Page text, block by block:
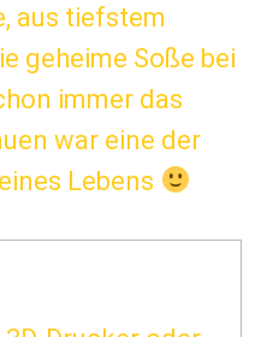
aus tiefstem
geheime Soße bei
immer das
war eine der
Lebens